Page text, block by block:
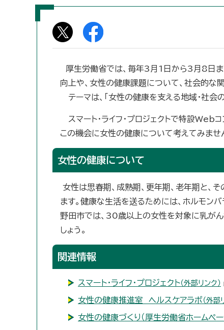
厚生労働省では、毎年3月1日から3月8日ま
向上や、女性の健康課題について、社会的な
テーマは、「女性の健康を支える地域・社
スマート・ライフ・プロジェクトで特設Web
この機会に女性の健康について考えてみませ
女性の健康について
女性は思春期、成熟期、更年期、老年期と、
ます。健康な生活を送るためには、ホルモン
野田市では、30歳以上の女性を対象に乳が
しょう。
関連情報
スマート・ライフ・プロジェクト（外部リンク）
女性の健康推進室 ヘルスケアラボ（外部
女性の健康づくり（厚生労働省ホームペー